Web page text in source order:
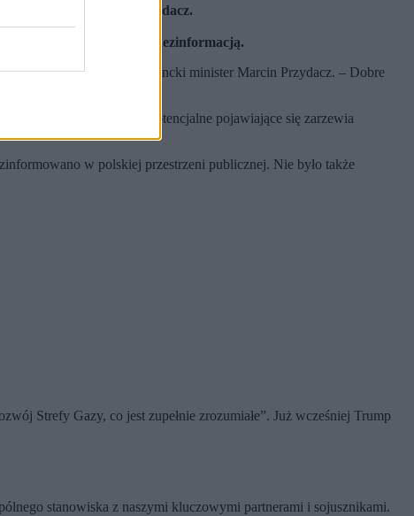
minister Marcin Przydacz.
kraje regionu.
o takich żądaniach były dezinformacją.
reprezentował prezydencki minister Marcin Przydacz. – Dobre
sposób reagować na potencjalne pojawiające się zarzewia
w polskiej przestrzeni publicznej. Nie było także
Strefy Gazy, co jest zupełnie zrozumiałe”. Już wcześniej Trump
stanowiska z naszymi kluczowymi partnerami i sojusznikami.